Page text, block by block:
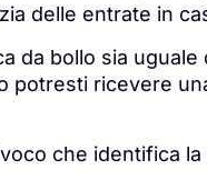
delle entrate in
da bollo sia
potresti ricevere
che identifica